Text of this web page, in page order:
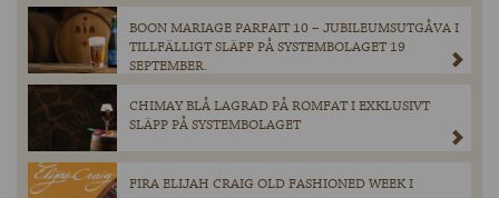
BOON MARIAGE PARFAIT 10 – JUBILEUMSUTGÅVA I
TILLFÄLLIGT SLÄPP PÅ SYSTEMBOLAGET 19
SEPTEMBER.
CHIMAY BLÅ LAGRAD PÅ ROMFAT I EXKLUSIVT
SLÄPP PÅ SYSTEMBOLAGET
FIRA ELIJAH CRAIG OLD FASHIONED WEEK I